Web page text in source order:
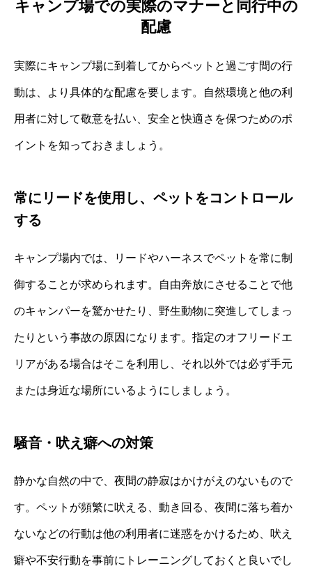
キャンプ場での実際のマナーと同行中の
配慮
実際にキャンプ場に到着してからペットと過ごす間の行
動は、より具体的な配慮を要します。自然環境と他の利
用者に対して敬意を払い、安全と快適さを保つためのポ
イントを知っておきましょう。
常にリードを使用し、ペットをコントロール
する
キャンプ場内では、リードやハーネスでペットを常に制
御することが求められます。自由奔放にさせることで他
のキャンパーを驚かせたり、野生動物に突進してしまっ
たりという事故の原因になります。指定のオフリードエ
リアがある場合はそこを利用し、それ以外では必ず手元
または身近な場所にいるようにしましょう。
騒音・吠え癖への対策
静かな自然の中で、夜間の静寂はかけがえのないもので
す。ペットが頻繁に吠える、動き回る、夜間に落ち着か
ないなどの行動は他の利用者に迷惑をかけるため、吠え
癖や不安行動を事前にトレーニングしておくと良いでし